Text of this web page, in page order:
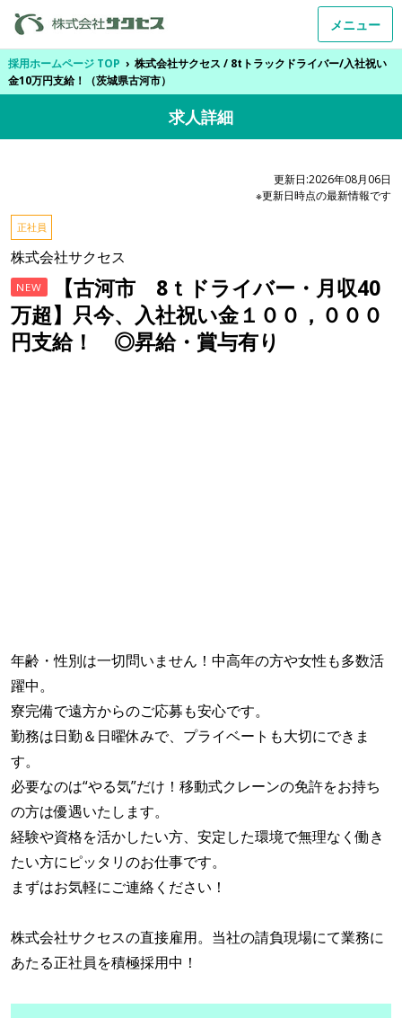
メニュー
採用ホームページ TOP › 株式会社サクセス / 8tトラックドライバー/入社祝い
金10万円支給！（茨城県古河市）
求人詳細
更新日:2026年08月06日
※更新日時点の最新情報です
正社員
株式会社サクセス
NEW
【古河市 8ｔドライバー・月収40
万超】只今、入社祝い金１００，０００
円支給！ ◎昇給・賞与有り
年齢・性別は一切問いません！中高年の方や女性も多数活
躍中。
寮完備で遠方からのご応募も安心です。
勤務は日勤＆日曜休みで、プライベートも大切にできま
す。
必要なのは“やる気”だけ！移動式クレーンの免許をお持ち
の方は優遇いたします。
経験や資格を活かしたい方、安定した環境で無理なく働き
たい方にピッタリのお仕事です。
まずはお気軽にご連絡ください！
株式会社サクセスの直接雇用。当社の請負現場にて業務に
あたる正社員を積極採用中！